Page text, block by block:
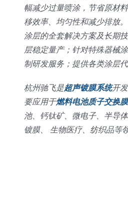
幅减少过量喷涂，节省原材
移效率、均匀性和减少排放
涂层的全套解决方案及长期
层稳定量产；针对特殊器械
制研发服务；提供各类涂层代
杭州驰飞是超声镀膜系统开
要应用于燃料电池质子交换
池、钙钛矿、微电子、半导
镀膜、 生物医疗、纺织品等领